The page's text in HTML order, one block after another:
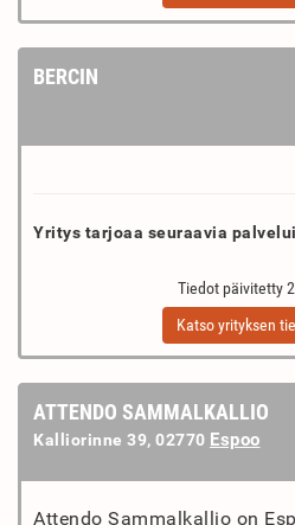
BERCIN
Yritys tarjoaa seuraavia
Tiedot päivitetty
Katso yrityksen
ATTENDO SAMMALKALLIO
Kalliorinne 39, 02770 Espoo
Attendo Sammalkallio on